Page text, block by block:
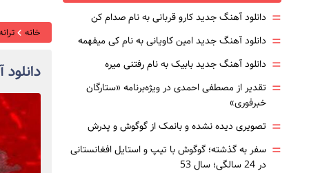
خانه
= دانلود آهنگ جدید کارو قربانی به نام صدام کن
= دانلود آهنگ جدید امین کاویانی به نام کی میفهمه
= دانلود آهنگ جدید بابیک به نام رفتنی میره
= تقدیر از مصطفی احمدی در ویژه‌برنامه «ستارگان
خبرفوری»
= تصویری دیده نشده و بانمک از گوگوش و پدرش
= سفر به گذشته؛ گوگوش با تیپ و استایل افغانستانی
در 24 سالگی؛ سال 53